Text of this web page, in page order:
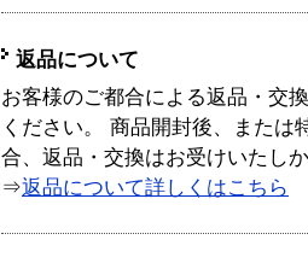
返品について
お客様のご都合による返品・交
ください。 商品開封後、または
合、返品・交換はお受けいたし
⇒返品について詳しくはこちら